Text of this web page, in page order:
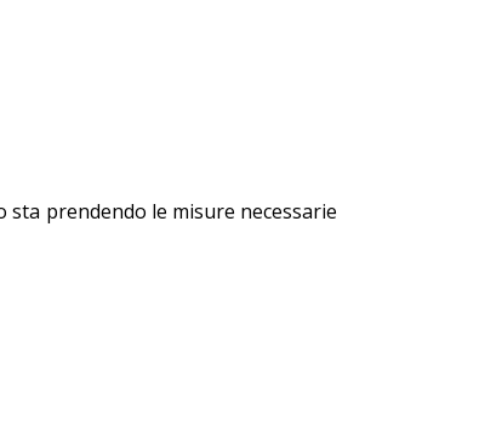
prendendo le misure necessarie